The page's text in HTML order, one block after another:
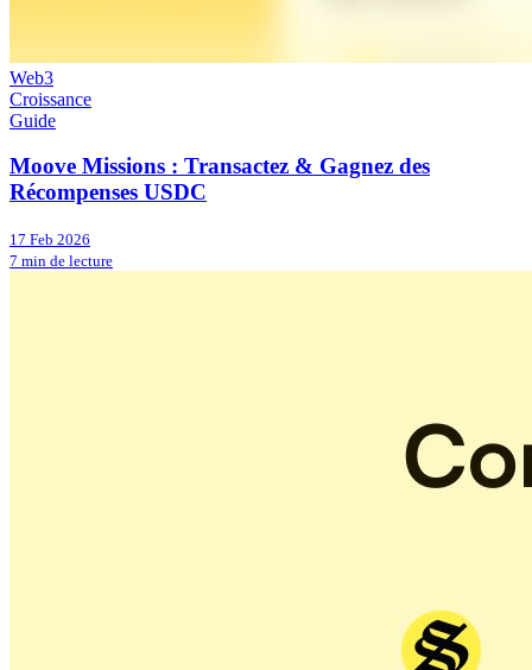
Web3
Croissance
Guide
Moove Missions : Transactez & Gagnez des
Récompenses USDC
17 Feb 2026
7 min de lecture